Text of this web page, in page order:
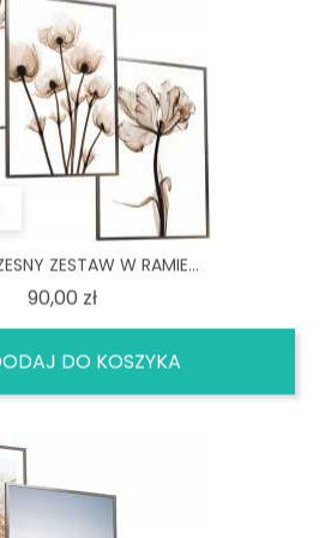
ZESTAW W RAMIE...
90,00 złCena
DO KOSZYKA